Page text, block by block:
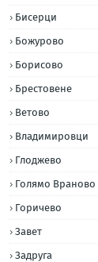
Бисерци
Божурово
Борисово
Брестовене
Ветово
Владимировци
Глоджево
Голямо Враново
Горичево
Завет
Задруга